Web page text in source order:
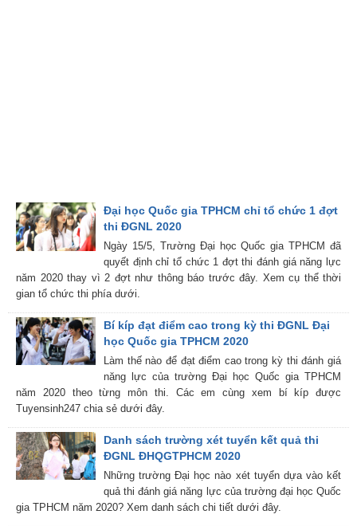
Đại học Quốc gia TPHCM chỉ tổ chức 1 đợt
thi ĐGNL 2020
Ngày 15/5, Trường Đại học Quốc gia TPHCM đã
quyết định chỉ tổ chức 1 đợt thi đánh giá năng lực
năm 2020 thay vì 2 đợt như thông báo trước đây. Xem cụ thể thời
gian tổ chức thi phía dưới.
Bí kíp đạt điểm cao trong kỳ thi ĐGNL Đại
học Quốc gia TPHCM 2020
Làm thế nào để đạt điểm cao trong kỳ thi đánh giá
năng lực của trường Đại học Quốc gia TPHCM
năm 2020 theo từng môn thi. Các em cùng xem bí kíp được
Tuyensinh247 chia sẻ dưới đây.
Danh sách trường xét tuyển kết quả thi
ĐGNL ĐHQGTPHCM 2020
Những trường Đại học nào xét tuyển dựa vào kết
quả thi đánh giá năng lực của trường đại học Quốc
gia TPHCM năm 2020? Xem danh sách chi tiết dưới đây.